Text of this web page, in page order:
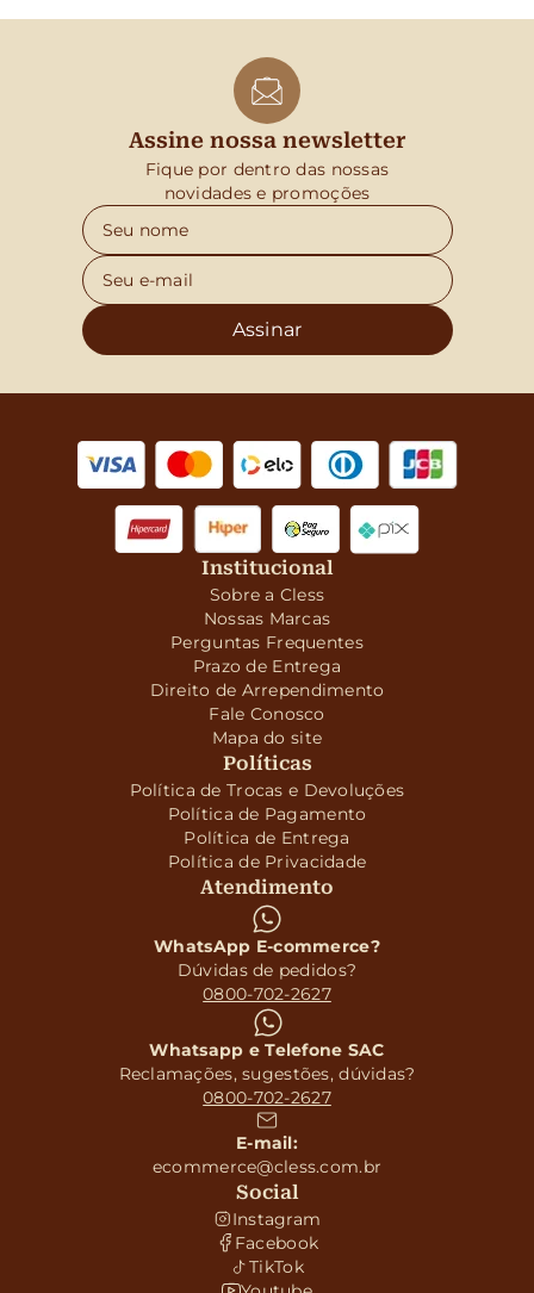
Assine nossa newsletter
Fique por dentro das nossas
novidades e promoções
Assinar
Institucional
Sobre a Cless
Nossas Marcas
Perguntas Frequentes
Prazo de Entrega
Direito de Arrependimento
Fale Conosco
Mapa do site
Políticas
Política de Trocas e Devoluções
Política de Pagamento
Política de Entrega
Política de Privacidade
Atendimento
WhatsApp E-commerce?
Dúvidas de pedidos?
0800-702-2627
Whatsapp e Telefone SAC
Reclamações, sugestões, dúvidas?
0800-702-2627
E-mail:
ecommerce@cless.com.br
Social
Instagram
Facebook
TikTok